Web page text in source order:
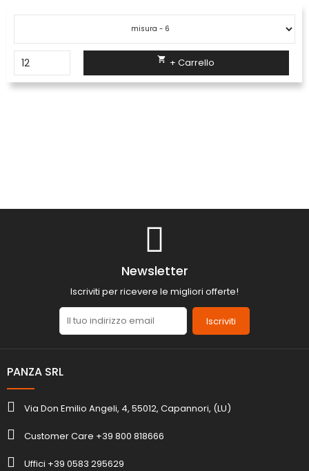
 + Carrello
Newsletter
Iscriviti per ricevere le migliori offerte!
Iscriviti
PANZA SRL
Via Don Emilio Angeli, 4, 55012, Capannori, (LU)
Customer Care +39 800 818666
Uffici +39 0583 295629